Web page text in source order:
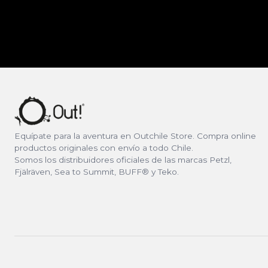
Equípate para la aventura en Outchile Store. Compra online
productos originales con envío a todo Chile.
Somos los distribuidores oficiales de las marcas Petzl,
Fjälräven, Sea to Summit, BUFF® y Teko.